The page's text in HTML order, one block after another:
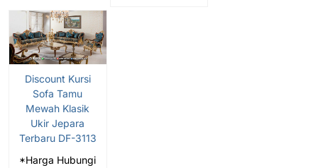
Discount Kursi
Sofa Tamu
Mewah Klasik
Ukir Jepara
Terbaru DF-3113
*Harga Hubungi